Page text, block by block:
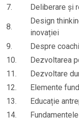
7.
Deliberare și
8.
Design
inovației
9.
Despre
10.
Dezvoltarea
11.
Dezvoltare
12.
Elemente
13.
Educație
14.